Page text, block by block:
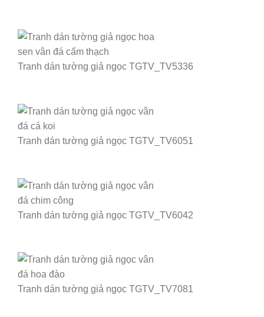
Tranh dán tường giả ngọc TGTV_TV5336
Tranh dán tường giả ngọc TGTV_TV6051
Tranh dán tường giả ngọc TGTV_TV6042
Tranh dán tường giả ngọc TGTV_TV7081